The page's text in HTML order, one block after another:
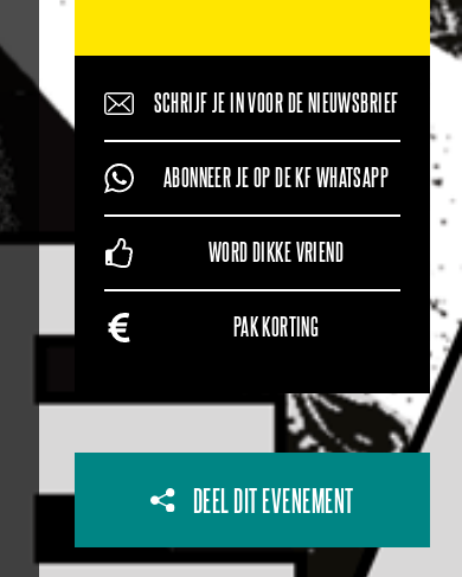
SCHRIJF JE IN VOOR DE NIEUWSBRIEF
ABONNEER JE OP DE KF WHATSAPP
WORD DIKKE VRIEND
PAK KORTING
DEEL DIT EVENEMENT